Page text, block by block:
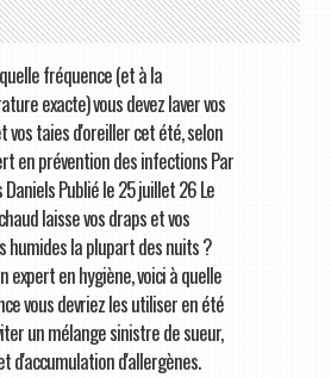
fréquence (et à la
exacte) vous devez laver vos
vos taies d'oreiller cet été, selon
en prévention des infections Par
Daniels Publié le 25 juillet 26 Le
laisse vos draps et vos
humides la plupart des nuits ?
expert en hygiène, voici à quelle
vous devriez les utiliser en été
un mélange sinistre de sueur,
d'accumulation d'allergènes.